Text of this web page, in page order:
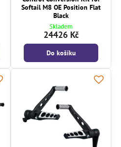
Softail M8 OE Position Flat
Black
Skladem
24426 Kč
Do košíku